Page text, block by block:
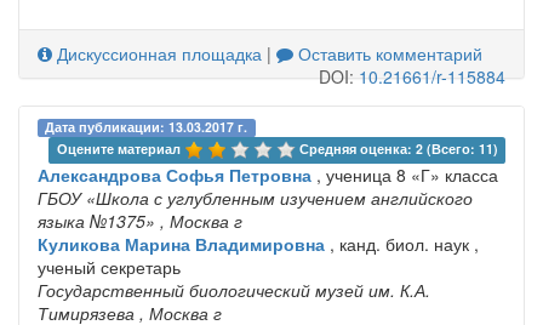
Дискуссионная площадка |
Оставить комментарий
DOI:10.21661/r-115884
Дата публикации: 13.03.2017 г.
Оцените материал
Средняя оценка: 2 (Всего: 11)
Александрова Софья Петровна , ученица 8 «Г» класса
ГБОУ «Школа с углубленным изучением английского
языка №1375» , Москва г
Куликова Марина Владимировна , канд. биол. наук ,
ученый секретарь
Государственный биологический музей им. К.А.
Тимирязева , Москва г